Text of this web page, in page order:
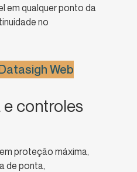
em qualquer ponto da
no
Web
controles
proteção máxima,
de ponta,